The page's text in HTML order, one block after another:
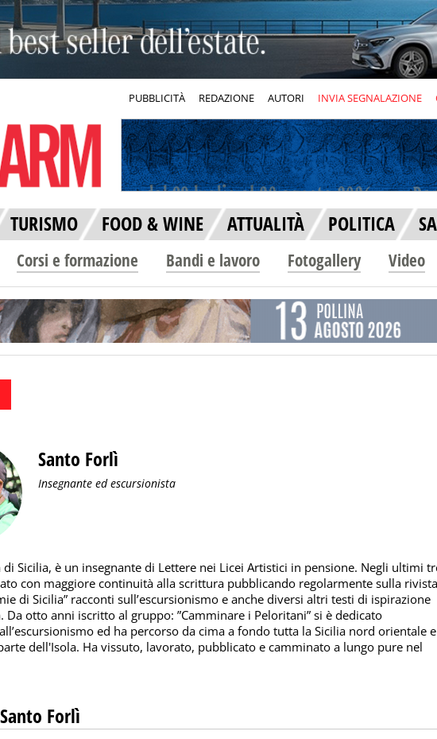
PUBBLICITÀ REDAZIONE AUTORI INVIA SEGNALAZIONE
TURISMO FOOD & WINE ATTUALITÀ POLITICA
Corsi e formazione Bandi e lavoro Fotogallery Video
Santo Forlì
Insegnante ed escursionista
di Sicilia, è un insegnante di Lettere nei Licei Artistici in pensione. Negli ultimi
con maggiore continuità alla scrittura pubblicando regolarmente sulla rivista
di Sicilia” racconti sull’escursionismo e anche diversi altri testi di ispirazione
Da otto anni iscritto al gruppo: ”Camminare i Peloritani” si è dedicato
ed ha percorso da cima a fondo tutta la Sicilia nord orientale e
dell'Isola. Ha vissuto, lavorato, pubblicato e camminato a lungo pure nel
Forlì